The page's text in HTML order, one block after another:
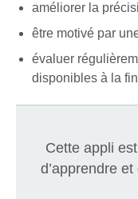
améliorer la
être motivé par
évaluer
disponibles à la
Cette appli
d’apprendre